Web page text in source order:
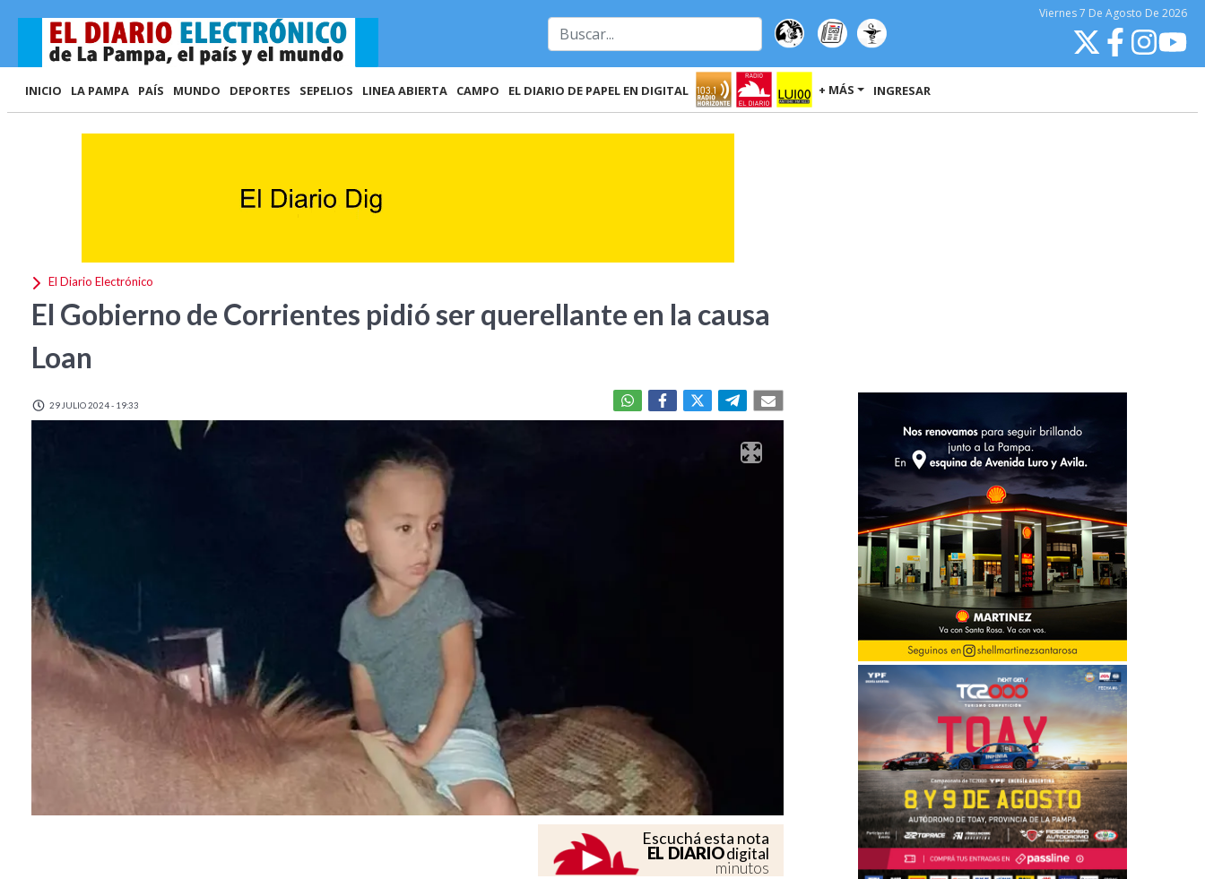
Viernes7 De Agosto De 2026
INICIO LA PAMPA PAÍS MUNDO DEPORTES SEPELIOS LINEA ABIERTA CAMPO EL DIARIO DE PAPEL EN DIGITAL + MÁS INGRESAR
El Diario Electrónico
El Gobierno de Corrientes pidió ser querellante en la causa
Loan
29 JULIO 2024 - 19:33
Escuchá esta nota
EL DIARIOdigital
minutos